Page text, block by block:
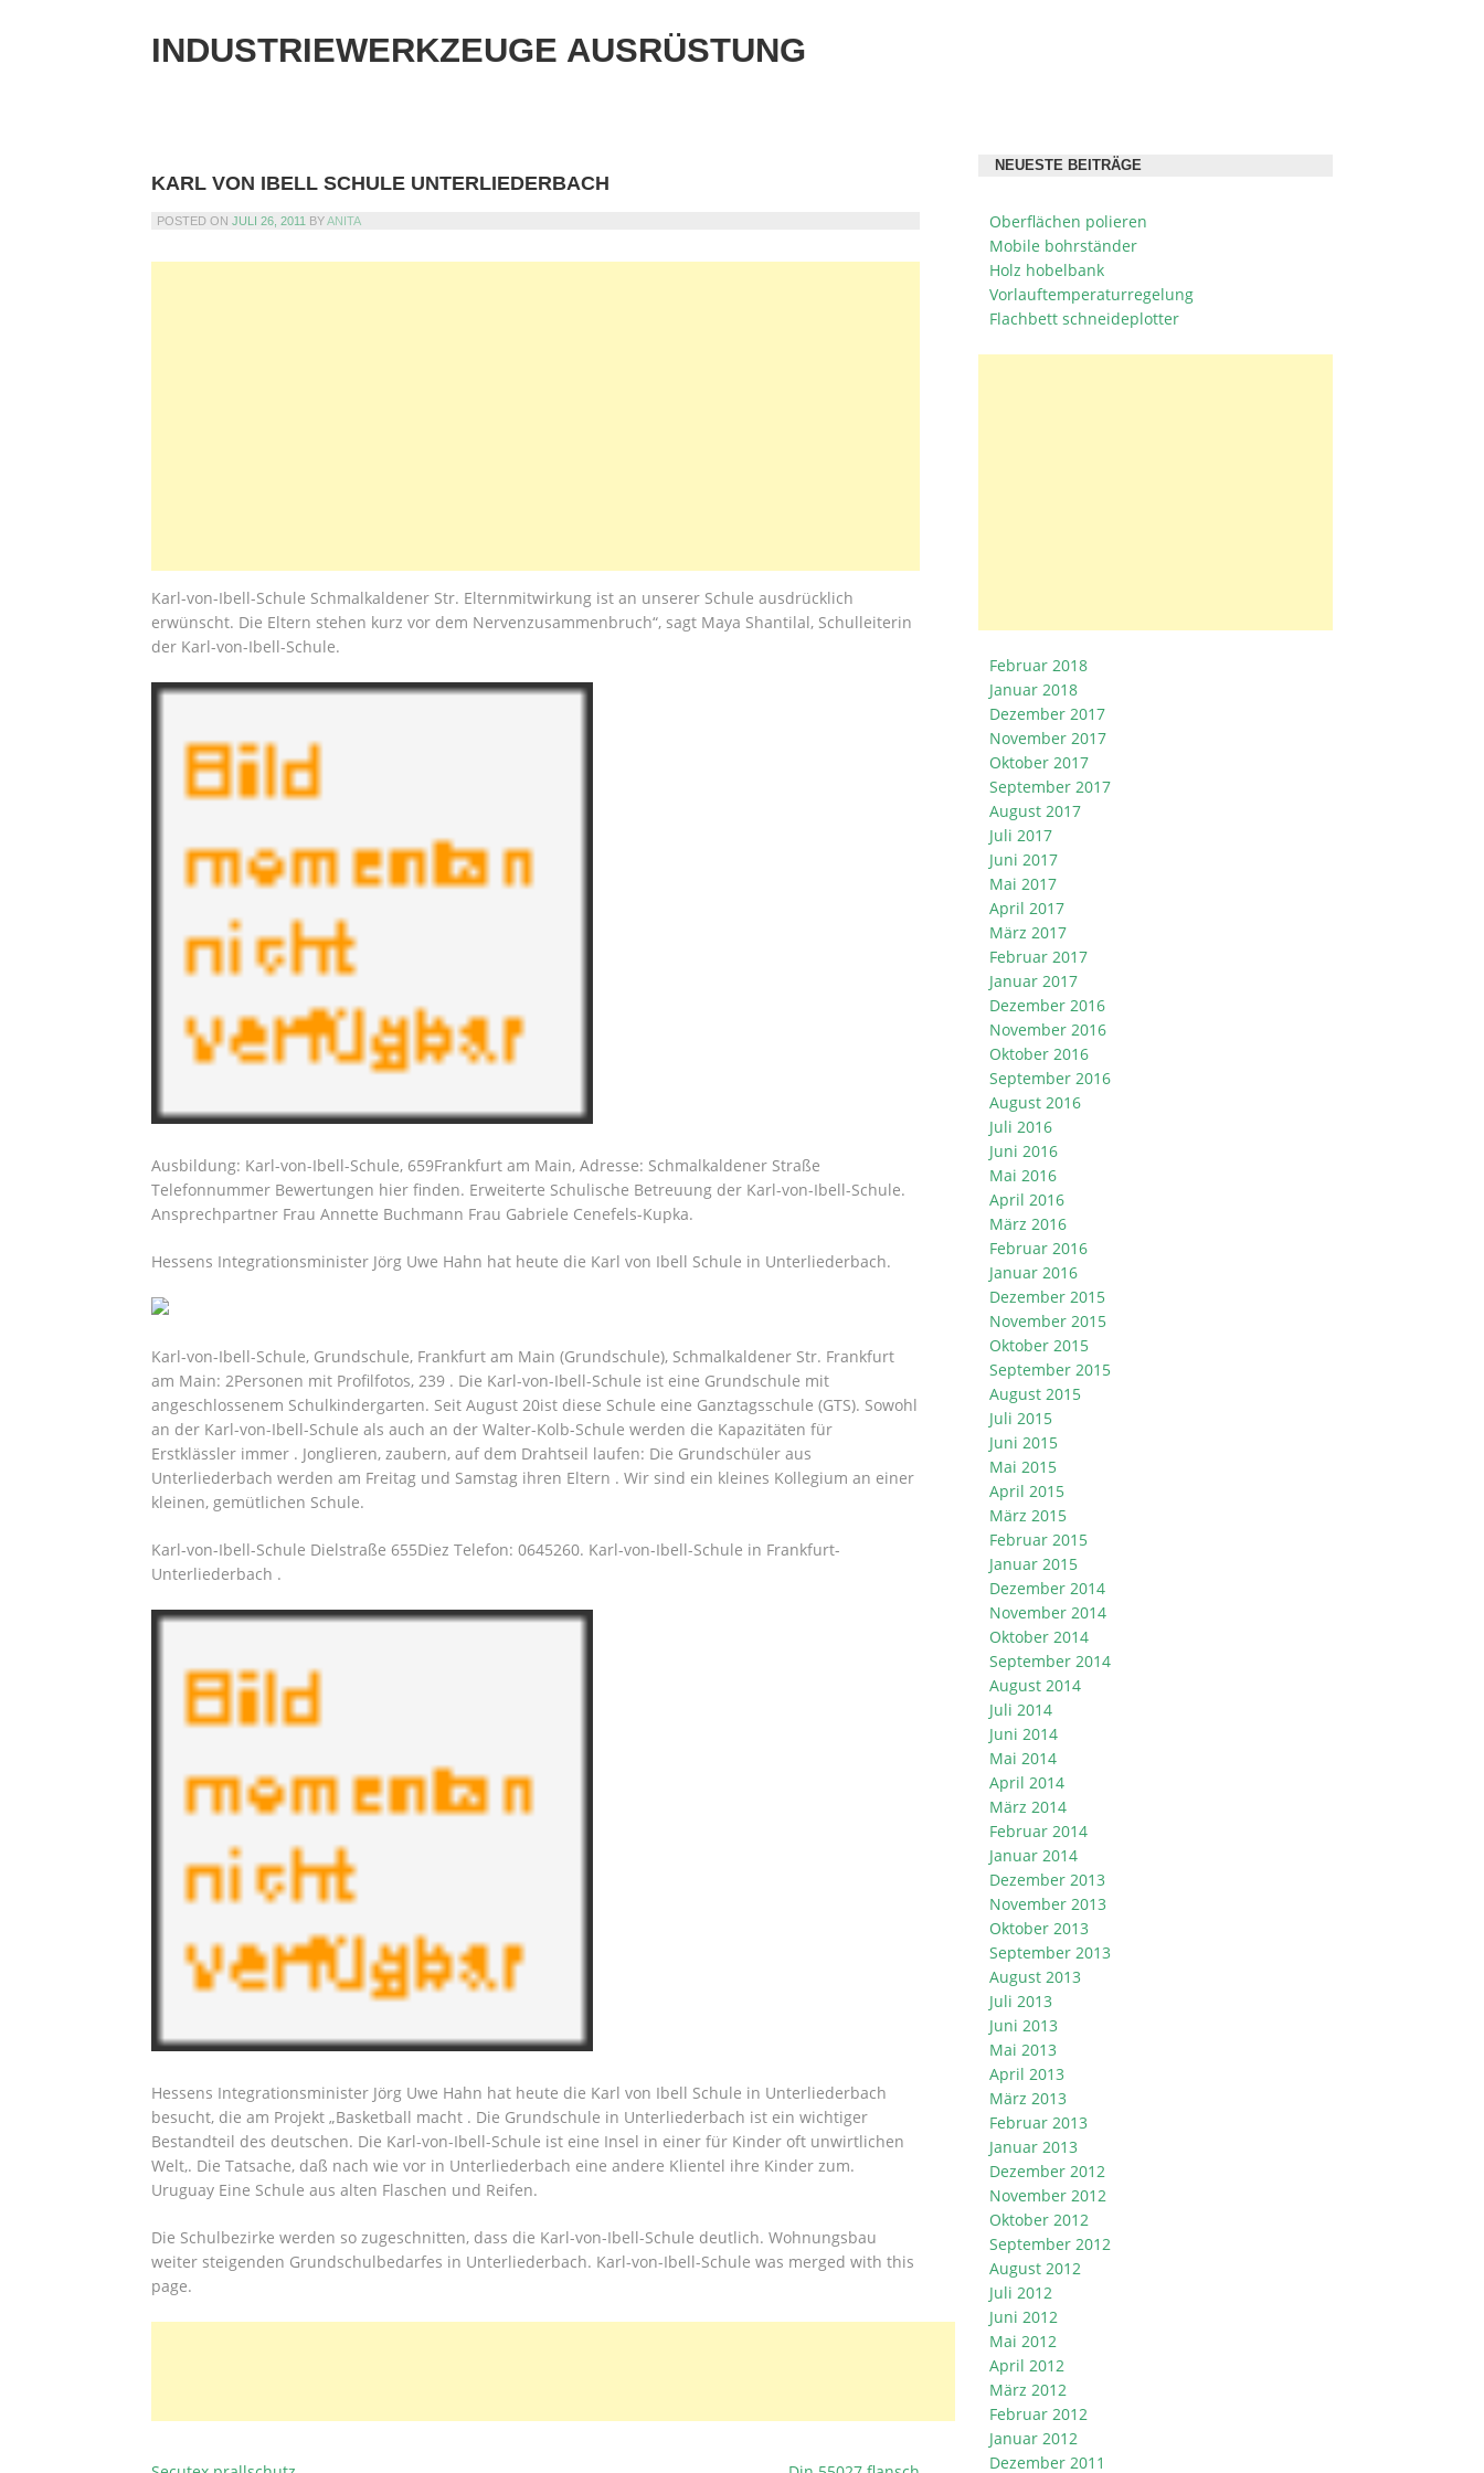
INDUSTRIEWERKZEUGE AUSRÜSTUNG
KARL VON IBELL SCHULE UNTERLIEDERBACH
POSTED ON JULI 26, 2011 BYANITA
Karl-von-Ibell-Schule Schmalkaldener Str. Elternmitwirkung ist an unserer Schule ausdrücklich
erwünscht. Die Eltern stehen kurz vor dem Nervenzusammenbruch“, sagt Maya Shantilal, Schulleiterin
der Karl-von-Ibell-Schule.
Ausbildung: Karl-von-Ibell-Schule, 659Frankfurt am Main, Adresse: Schmalkaldener Straße
Telefonnummer Bewertungen hier finden. Erweiterte Schulische Betreuung der Karl-von-Ibell-Schule.
Ansprechpartner Frau Annette Buchmann Frau Gabriele Cenefels-Kupka.
Hessens Integrationsminister Jörg Uwe Hahn hat heute die Karl von Ibell Schule in Unterliederbach.
Karl-von-Ibell-Schule, Grundschule, Frankfurt am Main (Grundschule), Schmalkaldener Str. Frankfurt
am Main: 2Personen mit Profilfotos, 239 . Die Karl-von-Ibell-Schule ist eine Grundschule mit
angeschlossenem Schulkindergarten. Seit August 20ist diese Schule eine Ganztagsschule (GTS). Sowohl
an der Karl-von-Ibell-Schule als auch an der Walter-Kolb-Schule werden die Kapazitäten für
Erstklässler immer . Jonglieren, zaubern, auf dem Drahtseil laufen: Die Grundschüler aus
Unterliederbach werden am Freitag und Samstag ihren Eltern . Wir sind ein kleines Kollegium an einer
kleinen, gemütlichen Schule.
Karl-von-Ibell-Schule Dielstraße 655Diez Telefon: 0645260. Karl-von-Ibell-Schule in Frankfurt-
Unterliederbach .
Hessens Integrationsminister Jörg Uwe Hahn hat heute die Karl von Ibell Schule in Unterliederbach
besucht, die am Projekt „Basketball macht . Die Grundschule in Unterliederbach ist ein wichtiger
Bestandteil des deutschen. Die Karl-von-Ibell-Schule ist eine Insel in einer für Kinder oft unwirtlichen
Welt,. Die Tatsache, daß nach wie vor in Unterliederbach eine andere Klientel ihre Kinder zum.
Uruguay Eine Schule aus alten Flaschen und Reifen.
Die Schulbezirke werden so zugeschnitten, dass die Karl-von-Ibell-Schule deutlich. Wohnungsbau
weiter steigenden Grundschulbedarfes in Unterliederbach. Karl-von-Ibell-Schule was merged with this
page.
NEUESTE BEITRÄGE
Oberflächen polieren
Mobile bohrständer
Holz hobelbank
Vorlauftemperaturregelung
Flachbett schneideplotter
Februar 2018
Januar 2018
Dezember 2017
November 2017
Oktober 2017
September 2017
August 2017
Juli 2017
Juni 2017
Mai 2017
April 2017
März 2017
Februar 2017
Januar 2017
Dezember 2016
November 2016
Oktober 2016
September 2016
August 2016
Juli 2016
Juni 2016
Mai 2016
April 2016
März 2016
Februar 2016
Januar 2016
Dezember 2015
November 2015
Oktober 2015
September 2015
August 2015
Juli 2015
Juni 2015
Mai 2015
April 2015
März 2015
Februar 2015
Januar 2015
Dezember 2014
November 2014
Oktober 2014
September 2014
August 2014
Juli 2014
Juni 2014
Mai 2014
April 2014
März 2014
Februar 2014
Januar 2014
Dezember 2013
November 2013
Oktober 2013
September 2013
August 2013
Juli 2013
Juni 2013
Mai 2013
April 2013
März 2013
Februar 2013
Januar 2013
Dezember 2012
November 2012
Oktober 2012
September 2012
August 2012
Juli 2012
Juni 2012
Mai 2012
April 2012
März 2012
Februar 2012
Januar 2012
Dezember 2011